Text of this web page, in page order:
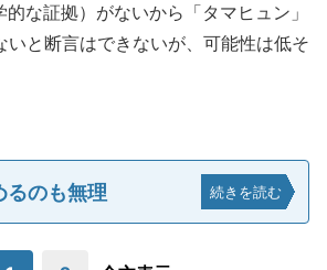
な証拠）がないから「タマヒュン」
いと断言はできないが、可能性は低そ
るのも無理 続きを読む